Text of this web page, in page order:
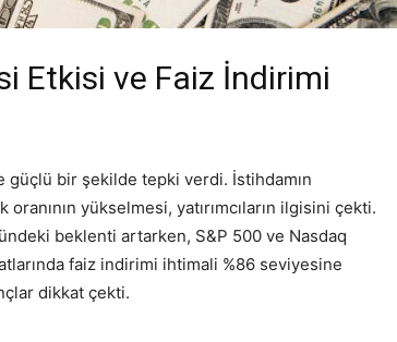
Etkisi ve Faiz İndirimi
güçlü bir şekilde tepki verdi. İstihdamın
yükselmesi, yatırımcıların ilgisini çekti.
beklenti artarken, S&P 500 ve Nasdaq
faiz indirimi ihtimali %86 seviyesine
dikkat çekti.